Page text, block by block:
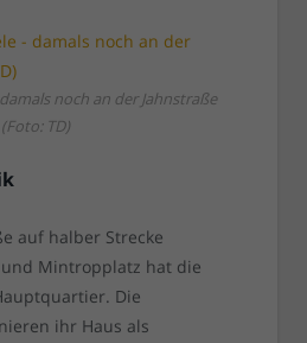
noch an der Jahnstraße
(Foto: TD)
auf halber Strecke
Mintropplatz hat die
Die
ihr Haus als